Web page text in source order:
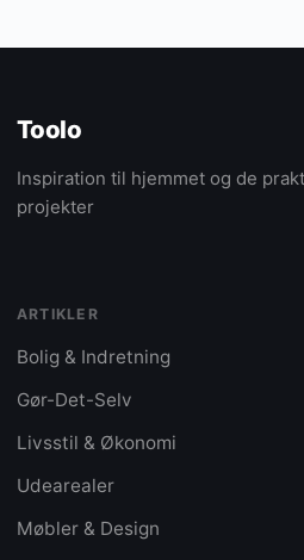
Toolo
Inspiration til hjemmet og de
projekter
ARTIKLER
Bolig & Indretning
Gør-Det-Selv
Livsstil & Økonomi
Udearealer
Møbler & Design